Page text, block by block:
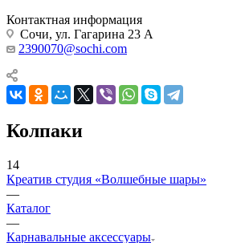
Контактная информация
Сочи, ул. Гагарина 23 А
2390070@sochi.com
Колпаки
14
Креатив студия «Волшебные шары»
—
Каталог
—
Карнавальные аксессуары